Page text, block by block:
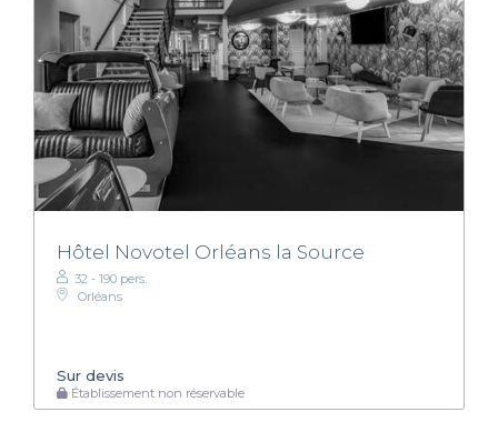
Hôtel Novotel Orléans la Source
32 - 190 pers.
Orléans
Sur devis
Établissement non réservable